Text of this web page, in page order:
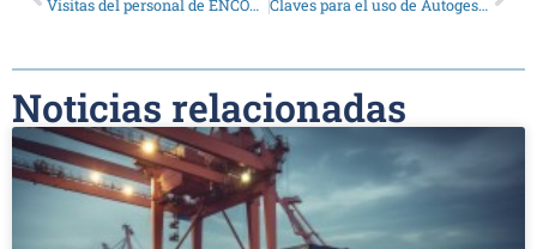
Visitas del personal de ENCODE a delegaciones del CPCE Claves para el uso de Autogestión
Noticias relacionadas